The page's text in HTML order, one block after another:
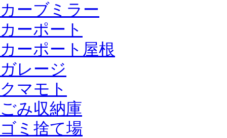
カーブミラー
カーポート
カーポート屋根
ガレージ
クマモト
ごみ収納庫
ゴミ捨て場